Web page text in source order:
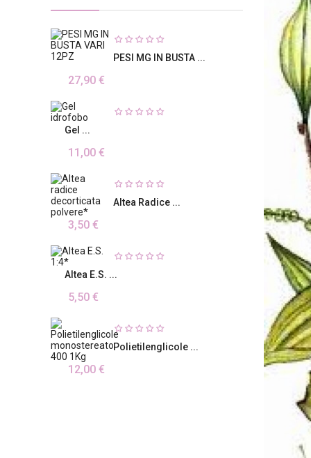
PESI MG IN BUSTA ...
27,90 €
Gel ...
11,00 €
Altea Radice ...
3,50 €
Altea E.S. ...
5,50 €
Polietilenglicole ...
12,00 €